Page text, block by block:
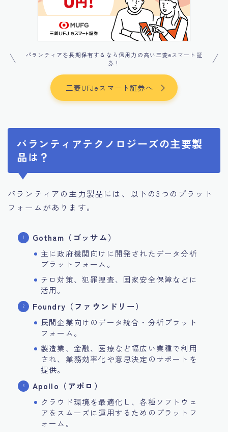
パランティアを長期保有するなら信用力の高い三菱eスマート証
券！
三菱UFJeスマート証券へ
パランティアテクノロジーズの主要製
品は？
パランティアの主力製品には、以下の3つのプラット
フォームがあります。
Gotham（ゴッサム）
主に政府機関向けに開発されたデータ分析
プラットフォーム。
テロ対策、犯罪捜査、国家安全保障などに
活用。
Foundry（ファウンドリー）
民間企業向けのデータ統合・分析プラット
フォーム。
製造業、金融、医療など幅広い業種で利用
され、業務効率化や意思決定のサポートを
提供。
Apollo（アポロ）
クラウド環境を最適化し、各種ソフトウェ
アをスムーズに運用するためのプラットフ
ォーム。